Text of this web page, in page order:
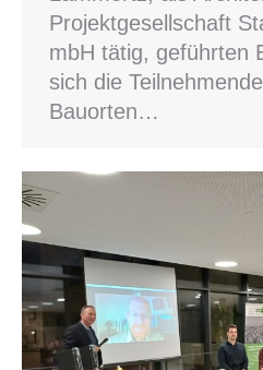
Projektgesellschaft
mbH tätig, geführten
sich die
Bauorten…